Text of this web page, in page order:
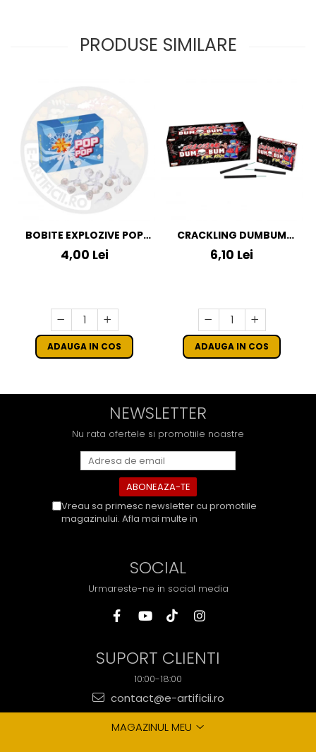
PRODUSE SIMILARE
BOBITE EXPLOZIVE POP
POP
4,00 Lei
ADAUGA IN COS
CRACKLING DUMBUM
KLASEK FOR KIDS
6,10 Lei
ADAUGA IN COS
NEWSLETTER
Nu rata ofertele si promotiile noastre
Vreau sa primesc newsletter cu promotiile
magazinului. Afla mai multe in
SOCIAL
Urmareste-ne in social media
SUPORT CLIENTI
10:00-18:00
contact@e-artificii.ro
MAGAZINUL MEU